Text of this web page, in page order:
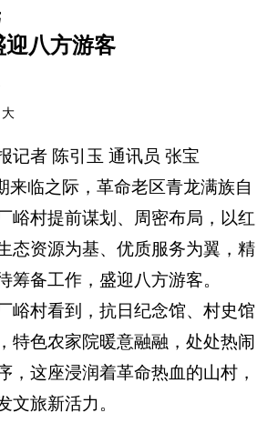
迎八方游客
大
记者 陈引玉 通讯员 张宝
来临之际，革命老区青龙满族自
峪村提前谋划、周密布局，以红
态资源为基、优质服务为翼，精
筹备工作，盛迎八方游客。
峪村看到，抗日纪念馆、村史馆
特色农家院暖意融融，处处热闹
，这座浸润着革命热血的山村，
文旅新活力。